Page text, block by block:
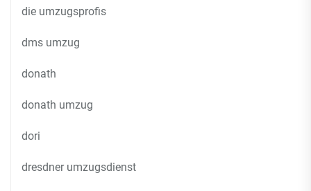
die umzugsprofis
dms umzug
donath
donath umzug
dori
dresdner umzugsdienst